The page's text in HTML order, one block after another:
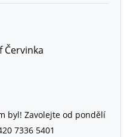
Červinka
byl! Zavolejte od pondělí
7336 5401